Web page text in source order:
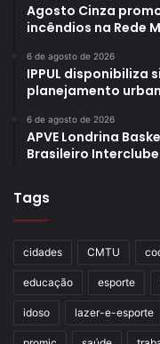
Agosto Cinza
incêndios na Rede
6 de agosto de 2026
IPPUL disponibiliza
planejamento
6 de agosto de 2026
APVE Londrina
Brasileiro
Tags
cidades CMTU
educação esporte
idoso lazer-e-esporte